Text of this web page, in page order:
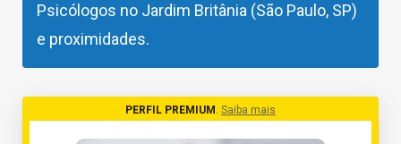
Psicólogos no Jardim Britânia (São Paulo, SP)
e proximidades.
PERFIL PREMIUM . Saiba mais